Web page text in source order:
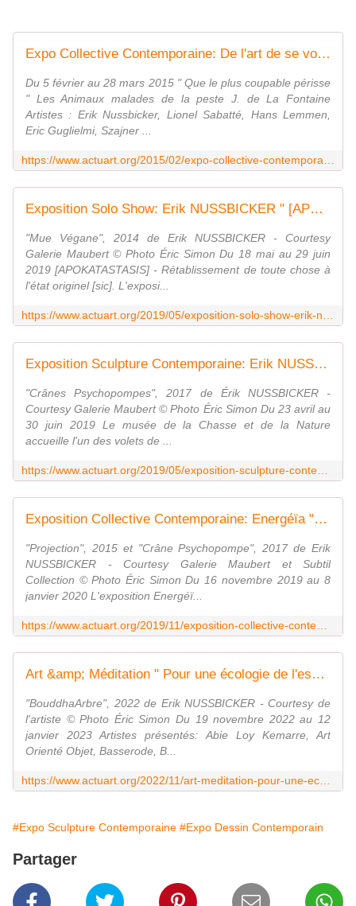
Expo Collective Contemporaine: De l'art de se voiler la face - ACTUART by Eric SIMON
Du 5 février au 28 mars 2015 " Que le plus coupable périsse
" Les Animaux malades de la peste J. de La Fontaine
Artistes : Erik Nussbicker, Lionel Sabatté, Hans Lemmen,
Eric Guglielmi, Szajner ...
Exposition Solo Show: Erik NUSSBICKER " [APOKATASTASIS] - Catafalque de Nacre " - ACTUART by Eric SIMON
"Mue Végane", 2014 de Erik NUSSBICKER - Courtesy
Galerie Maubert © Photo Éric Simon Du 18 mai au 29 juin
2019 [APOKATASTASIS] - Rétablissement de toute chose à
l'état originel [sic]. L'exposi...
Exposition Sculpture Contemporaine: Erik NUSSBICKER [Apokatastasis] - Jardin Intérieur - ACTUART by Eric SIMON
"Crânes Psychopompes", 2017 de Érik NUSSBICKER -
Courtesy Galerie Maubert © Photo Éric Simon Du 23 avril au
30 juin 2019 Le musée de la Chasse et de la Nature
accueille l'un des volets de ...
Exposition Collective Contemporaine: Energéïa "L'énergétique des œuvres d'art" - ACTUART by Eric SIMON
"Projection", 2015 et "Crâne Psychopompe", 2017 de Erik
NUSSBICKER - Courtesy Galerie Maubert et Subtil
Collection © Photo Éric Simon Du 16 novembre 2019 au 8
janvier 2020 L'exposition Energéï...
Art &amp; Méditation " Pour une écologie de l'esprit " - ACTUART by Eric SIMON
"BouddhaArbre", 2022 de Erik NUSSBICKER - Courtesy de
l'artiste © Photo Éric Simon Du 19 novembre 2022 au 12
janvier 2023 Artistes présentés: Abie Loy Kemarre, Art
Orienté Objet, Basserode, B...
#Expo Sculpture Contemporaine #Expo Dessin Contemporain
Partager